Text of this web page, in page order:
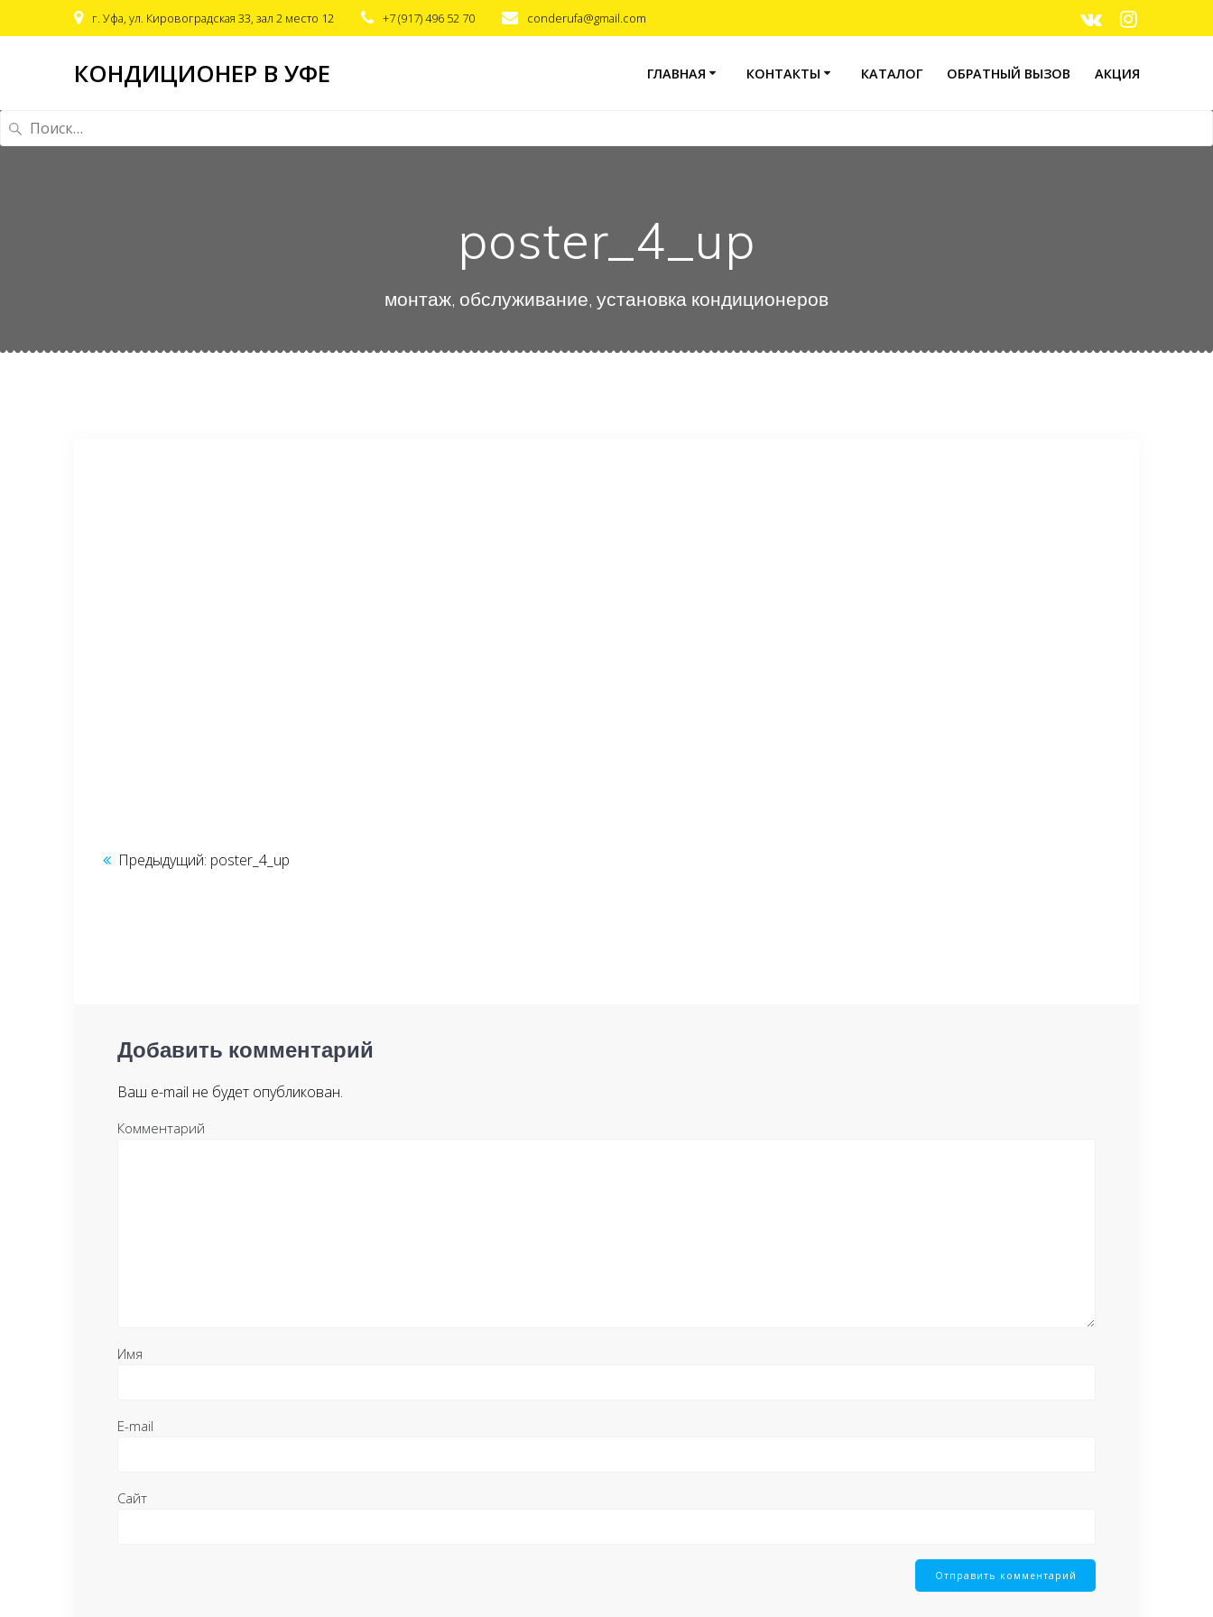
г. Уфа, ул. Кировоградская 33, зал 2 место 12 +7 (917) 496 52 70 conderufa@gmail.com
КОНДИЦИОНЕР В УФЕ ГЛАВНАЯ КОНТАКТЫ КАТАЛОГ ОБРАТНЫЙ ВЫЗОВ АКЦИЯ
Найти:
poster_4_up
монтаж, обслуживание, установка кондиционеров
Навигация
Предыдущий: Предыдущая
poster_4_up
Добавить комментарий
Ваш e-mail не будет опубликован.
Комментарий
Имя
E-mail
Сайт